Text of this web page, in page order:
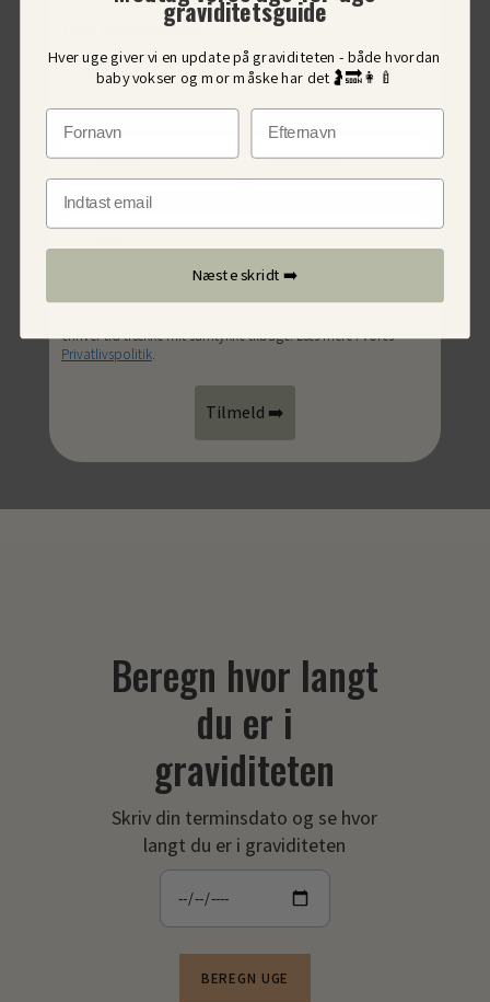
Tast terminsdato
Fornavn Efternavn
Ved tilmelding bekræfter jeg mit ønske om at modtage
enhver tid trække mit samtykke tilbage. Læs mere i vores
Privatlivspolitik.
Tilmeld ➡️
Beregn hvor langt
du er i
graviditeten
Skriv din terminsdato og se hvor
langt du er i graviditeten
BEREGN UGE
graviditetsguide
Hver uge giver vi en update på graviditeten - både hvordan
baby vokser og mor måske har det🤰🔜👩‍🍼
Fornavn Efternavn
Indtast Email
Næste skridt ➡️